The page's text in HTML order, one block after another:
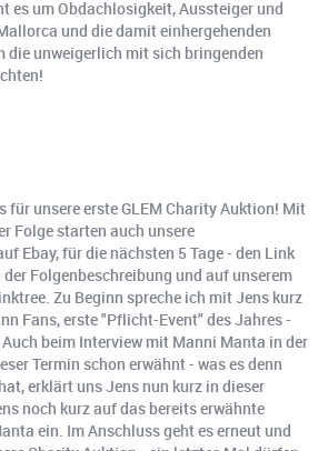
es um Obdachlosigkeit, Aussteiger und
und die damit einhergehenden
die unweigerlich mit sich bringenden
für unsere erste GLEM Charity Auktion! Mit
Folge starten auch unsere
Ebay, für die nächsten 5 Tage - den Link
Folgenbeschreibung und auf unserem
Zu Beginn spreche ich mit Jens kurz
Fans, erste "Pflicht-Event" des Jahres -
Auch beim Interview mit Manni Manta in der
Termin schon erwähnt - was es denn
erklärt uns Jens nun kurz in dieser
noch kurz auf das bereits erwähnte
ein. Im Anschluss geht es erneut und